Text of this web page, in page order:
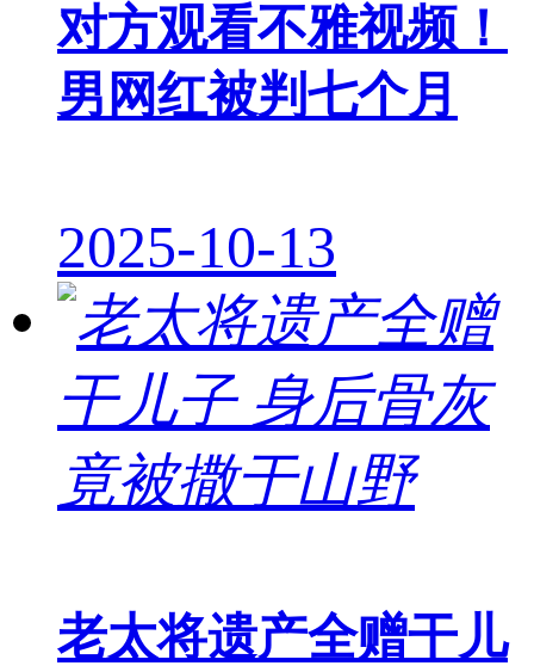
对方观看不雅视频！
男网红被判七个月
2025-10-13
老太将遗产全赠干儿